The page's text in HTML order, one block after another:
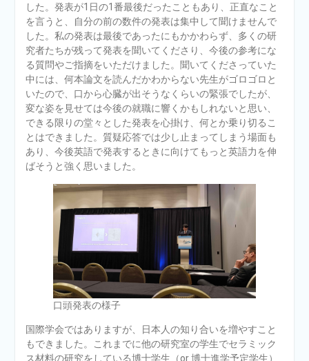
した。発表が1日の1番最後だったこともあり、正直なこと
を言うと、自分の前の数件の発表は集中して聞けませんで
した。私の発表は最後であったにもかかわらず、多くの研
究者たちが残って発表を聞いてくださり、今後の参考にな
る質問やご指摘をいただけました。聞いてくださっていた
中には、何本論文を読んだかわからない先生がゴロゴロと
いたので、口から心臓が出そうなくらいの緊張でしたが、
変な姿を見せては今後の就職に響くかもしれないと思い、
できる限りの堂々とした発表を心掛け、何とか乗り切るこ
とはできました。質疑応答では少し止まってしまう場面も
あり、今後英語で発表するときに向けてもっと英語力を伸
ばそうと強く思いました。
口頭発表の様子
国際学会ではありますが、日本人の知り合いを増やすこと
もできました。これまでに他の研究室の学生でセラミック
ス材料の研究をしている博士学生（or 博士進学予定学生）